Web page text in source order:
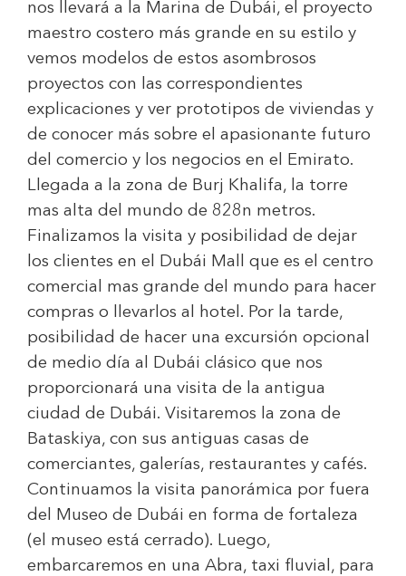
nos llevará a la Marina de Dubái, el proyecto
maestro costero más grande en su estilo y
vemos modelos de estos asombrosos
proyectos con las correspondientes
explicaciones y ver prototipos de viviendas y
de conocer más sobre el apasionante futuro
del comercio y los negocios en el Emirato.
Llegada a la zona de Burj Khalifa, la torre
mas alta del mundo de 828n metros.
Finalizamos la visita y posibilidad de dejar
los clientes en el Dubái Mall que es el centro
comercial mas grande del mundo para hacer
compras o llevarlos al hotel. Por la tarde,
posibilidad de hacer una excursión opcional
de medio día al Dubái clásico que nos
proporcionará una visita de la antigua
ciudad de Dubái. Visitaremos la zona de
Bataskiya, con sus antiguas casas de
comerciantes, galerías, restaurantes y cafés.
Continuamos la visita panorámica por fuera
del Museo de Dubái en forma de fortaleza
(el museo está cerrado). Luego,
embarcaremos en una Abra, taxi fluvial, para